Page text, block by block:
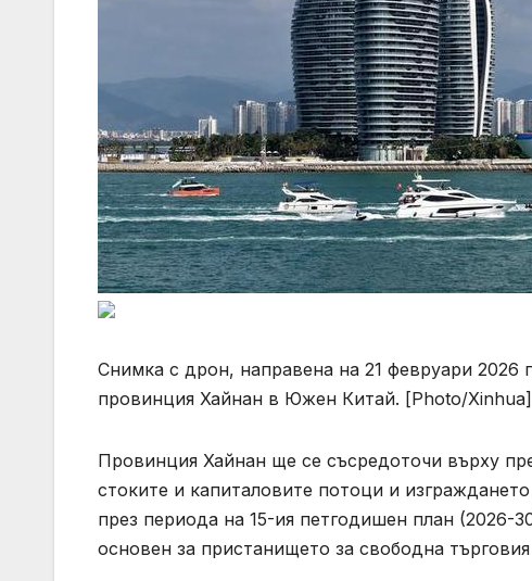
Снимка с дрон, направена на 21 февруари 2026
провинция Хайнан в Южен Китай. [Photo/Xinhua]
Провинция Хайнан ще се съсредоточи върху
стоките и капиталовите потоци и
през периода на 15-ия петгодишен план (2026-
основен за пристанището за свободна